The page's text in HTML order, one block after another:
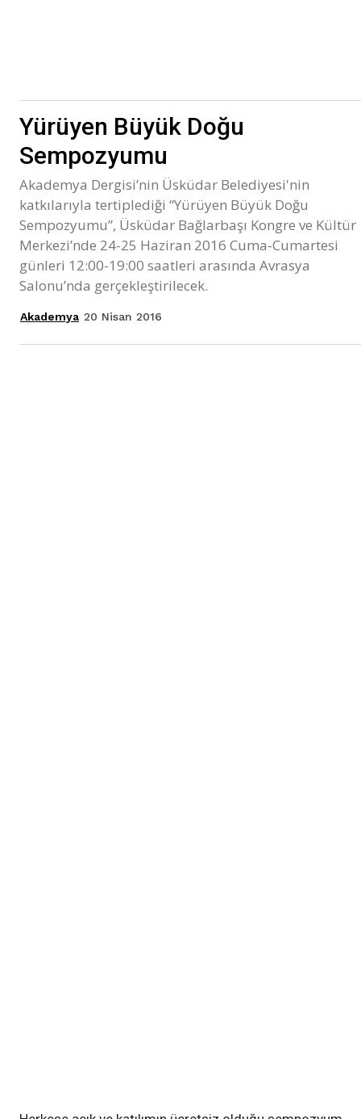
Yürüyen Büyük Doğu
Sempozyumu
Akademya Dergisi’nin Üsküdar Belediyesi'nin
katkılarıyla tertiplediği “Yürüyen Büyük Doğu
Sempozyumu”, Üsküdar Bağlarbaşı Kongre ve Kültür
Merkezi’nde 24-25 Haziran 2016 Cuma-Cumartesi
günleri 12:00-19:00 saatleri arasında Avrasya
Salonu’nda gerçekleştirilecek.
Akademya 20 Nisan 2016